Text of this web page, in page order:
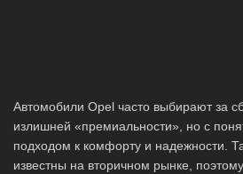
Автомобили Opel часто выбирают за
излишней «премиальности», но с
подходом к комфорту и надежности.
известны на вторичном рынке,